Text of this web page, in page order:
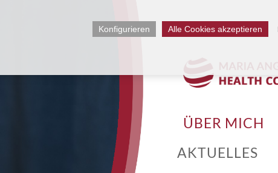
ÜBER MICH
AKTUELLES
Konfigurieren Alle Cookies akzeptieren